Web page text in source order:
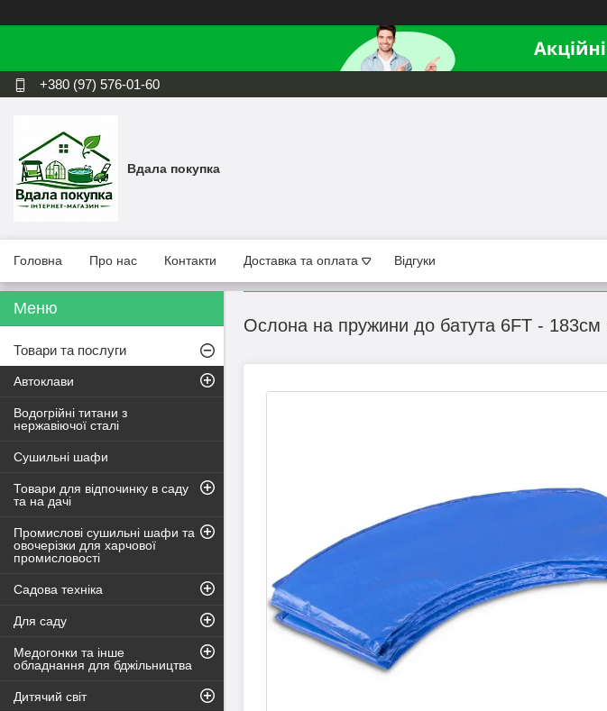
+380 (97) 576-01-60
Вдала покупка
Головна Про нас Контакти Доставка та оплата Відгуки
Ослона на пружини до батута 6FT - 183см
Товари та послуги
Автоклави
Водогрійні титани з
нержавіючої сталі
Сушильні шафи
Товари для відпочинку в саду
та на дачі
Промислові сушильні шафи та
овочерізки для харчової
промисловості
Садова техніка
Для саду
Медогонки та інше
обладнання для бджільництва
Дитячий світ